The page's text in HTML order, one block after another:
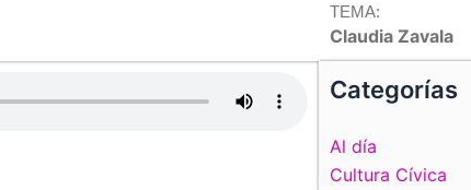
TEMA:
Claudia Zavala
Categorías
Al día
Cultura Cívica